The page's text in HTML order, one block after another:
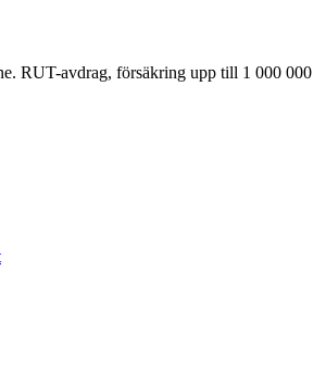
RUT-avdrag, försäkring upp till 1 000 000